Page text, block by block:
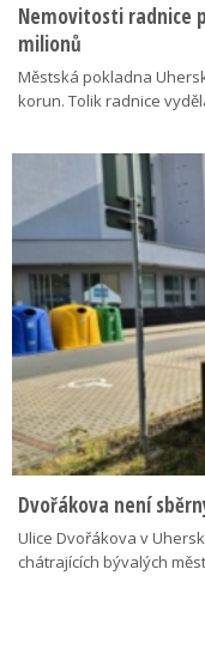
Nemovitosti radnice
milionů
Městská pokladna
korun. Tolik radnice
Dvořákova není
Ulice Dvořákova v
chátrajících bývalých